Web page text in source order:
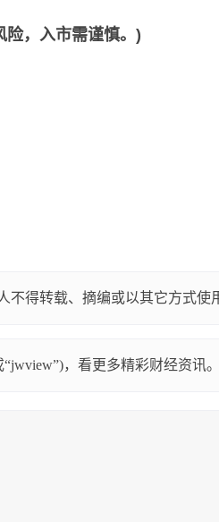
，入市需谨慎。)
得转载、摘编或以其它方式使
，看更多精彩财经资讯。